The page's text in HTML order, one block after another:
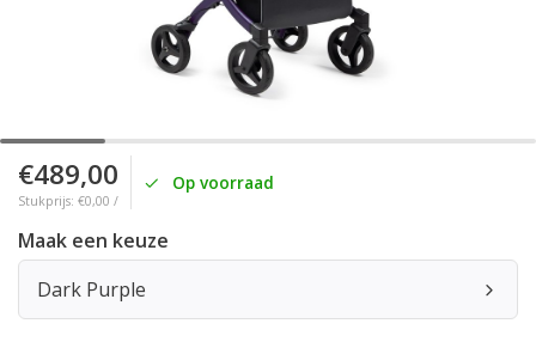
€489,00
Stukprijs: €0,00 /
Op voorraad
Maak een keuze
Dark Purple